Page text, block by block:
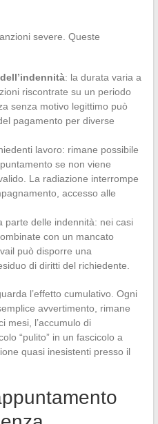
severe. Queste
: la durata varia a
riscontrate su un periodo
senza motivo legittimo può
pagamento per diverse
lavoro: rimane possibile
se non viene
La radiazione interrompe
accesso alle
parte delle indennità: nei casi
con un mancato
può disporre una
di diritti del richiedente.
l’effetto cumulativo. Ogni
avvertimento, rimane
mesi, l’accumulo di
“pulito” in un fascicolo a
quasi inesistenti presso il